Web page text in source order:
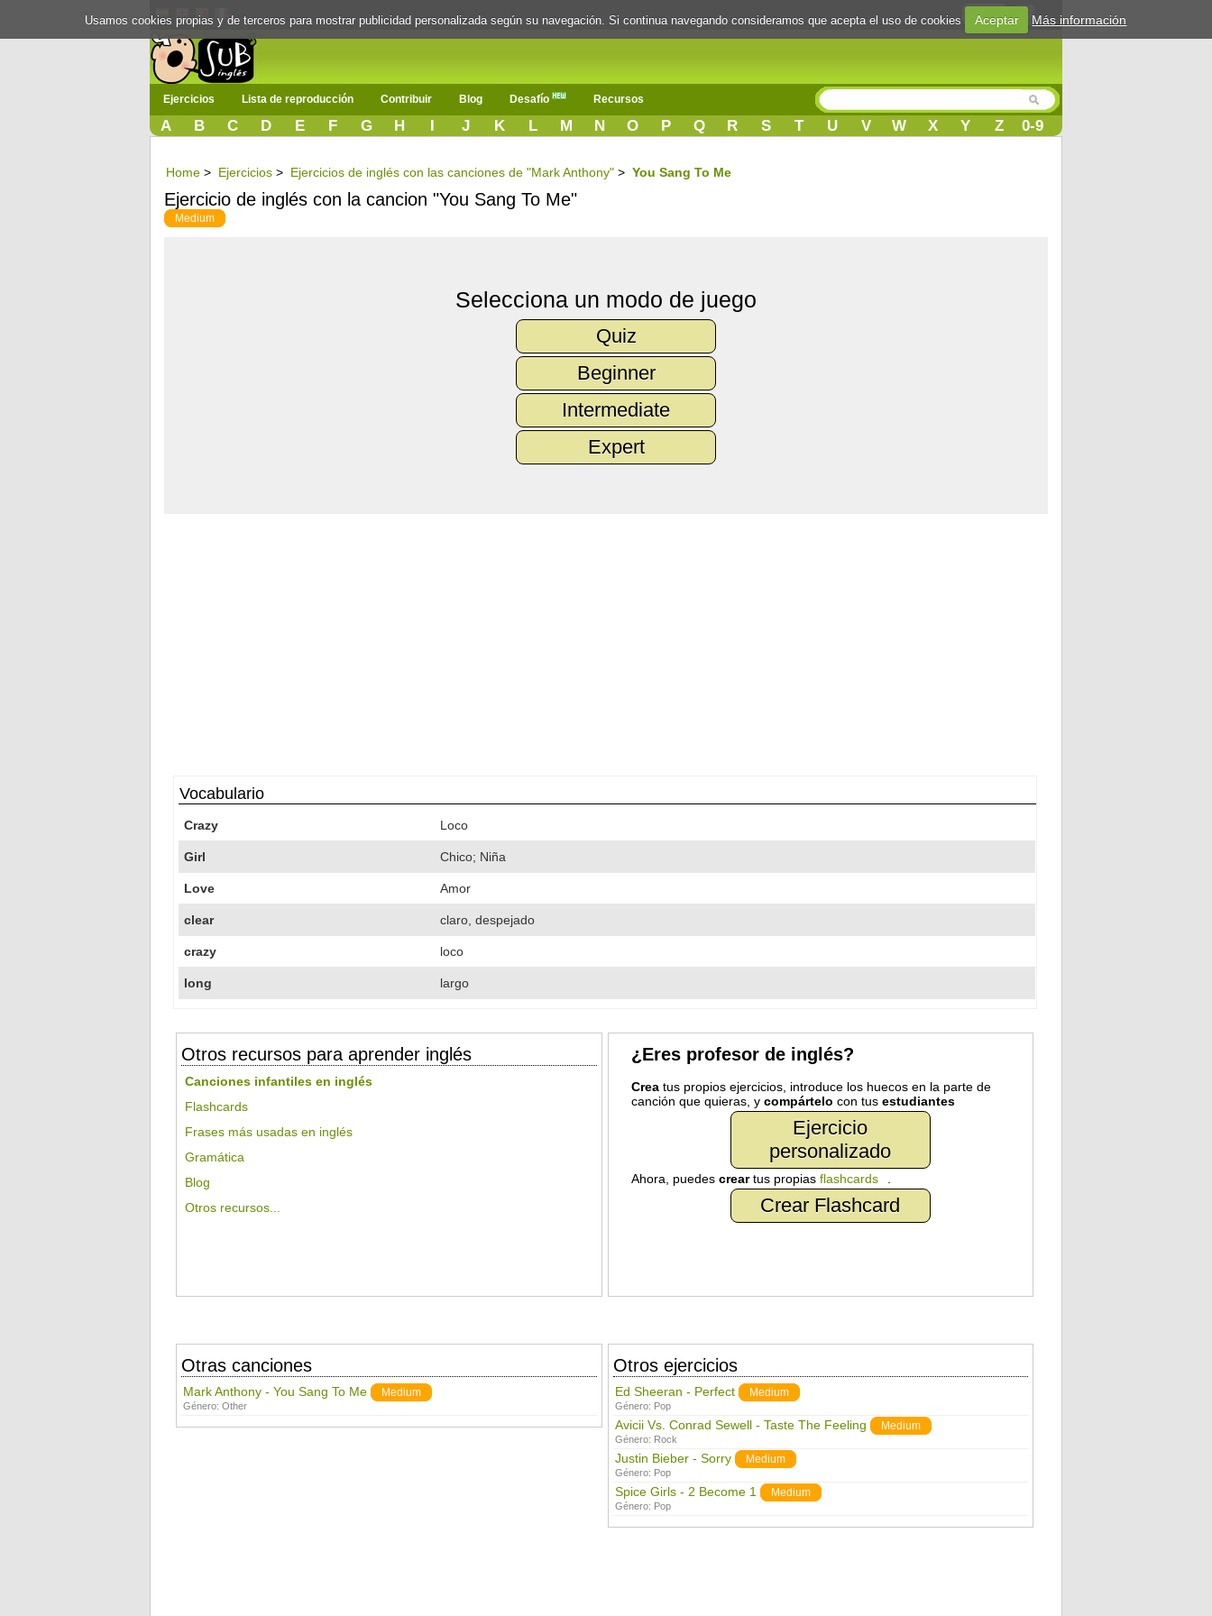
Login
Ejercicios Lista de reproducción Contribuir Blog Desafío Recursos
A B C D E F G H I J K L M N O P Q R S T U V W X Y Z 0-9
Home > Ejercicios > Ejercicios de inglés con las canciones de "Mark Anthony" > You Sang To Me
Ejercicio de inglés con la cancion "You Sang To Me"
Medium
Selecciona un modo de juego
Quiz
Beginner
Intermediate
Expert
Vocabulario
Crazy Loco
Girl Chico; Niña
Love Amor
clear claro, despejado
crazy loco
long largo
Otros recursos para aprender inglés
Canciones infantiles en inglés
Flashcards
Frases más usadas en inglés
Gramática
Blog
Otros recursos...
¿Eres profesor de inglés?
Creatus propios ejercicios, introduce los huecos en la parte de
canción que quieras, y compártelo con tus estudiantes
Ejercicio
personalizado
Ahora, puedes creartus propias flashcards
Crear Flashcard
Otras canciones
Mark Anthony - You Sang To Me Medium
Género: Other
Otros ejercicios
Ed Sheeran - Perfect Medium
Género: Pop
Avicii Vs. Conrad Sewell - Taste The Feeling Medium
Género: Rock
Justin Bieber - Sorry Medium
Género: Pop
Spice Girls - 2 Become 1 Medium
Género: Pop
Usamos cookies propias y de terceros para mostrar publicidad personalizada según su navegación. Si continua navegando consideramos que acepta el uso de cookies Aceptar Más información